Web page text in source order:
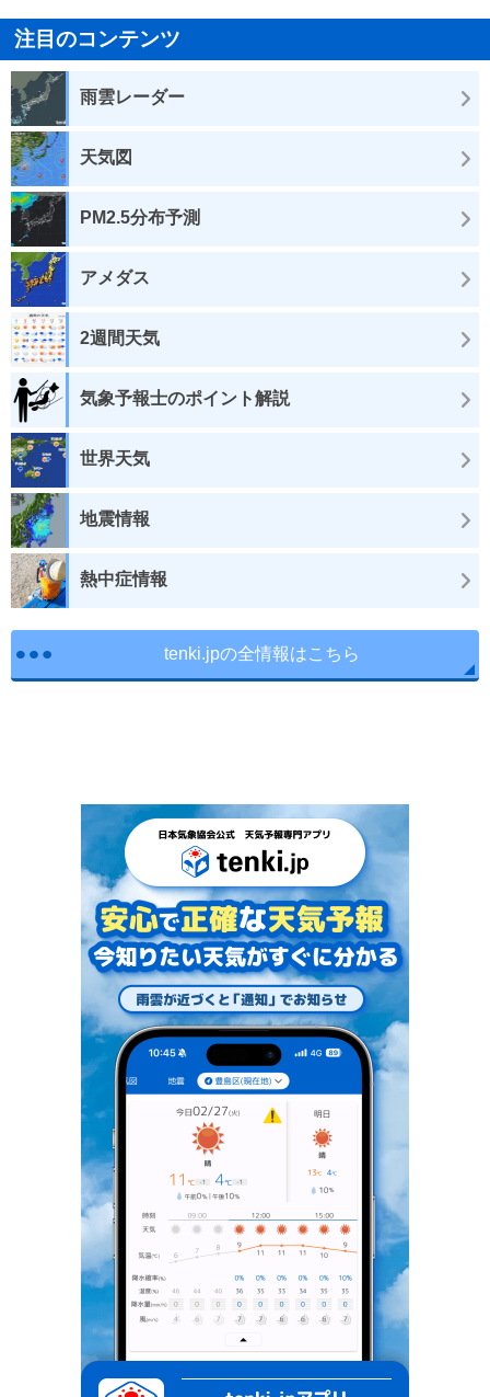
注目のコンテンツ
雨雲レーダー
天気図
PM2.5分布予測
アメダス
2週間天気
気象予報士のポイント解説
世界天気
地震情報
熱中症情報
tenki.jpの全情報はこちら